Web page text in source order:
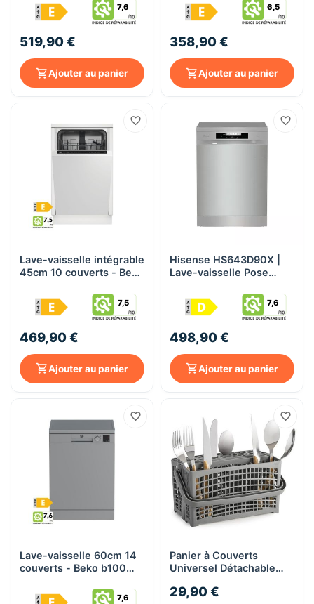
7,6
519,90 €
Ajouter au panier
6,5
358,90 €
Ajouter au panier
Lave-vaisselle intégrable
45cm 10 couverts - Beko
7,5
469,90 €
Ajouter au panier
Hisense HS643D90X |
Lave-vaisselle Pose
Couverts - Argent
7,6
498,90 €
Ajouter au panier
Lave-vaisselle 60cm 14
couverts - Beko b100
7,6
Panier à Couverts
Universel Détachable
RADIOLA
29,90 €